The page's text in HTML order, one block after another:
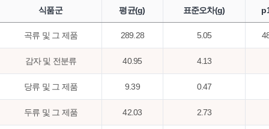
식품군 평균(g) 표준오차(g)
곡류 및 그 제품 289.28 5.05
감자 및 전분류 40.95 4.13
당류 및 그 제품 9.39 0.47
두류 및 그 제품 42.03 2.73